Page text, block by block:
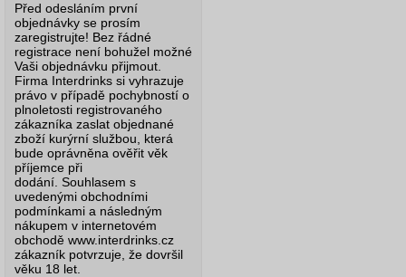
Před odesláním první
objednávky se prosím
zaregistrujte! Bez řádné
registrace není bohužel možné
Vaši objednávku přijmout.
Firma Interdrinks si vyhrazuje
právo v případě pochybností o
plnoletosti registrovaného
zákazníka zaslat objednané
zboží kurýrní službou, která
bude oprávněna ověřit věk
příjemce při
dodání. Souhlasem s
uvedenými obchodními
podmínkami a následným
nákupem v internetovém
obchodě www.interdrinks.cz
zákazník potvrzuje, že dovršil
věku 18 let.